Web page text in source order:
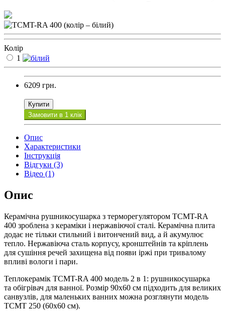
Колір
1
6209 грн.
Купити
Замовити в 1 клік
Опис
Характеристики
Інструкція
Відгуки (3)
Відео (1)
Опис
Керамічна рушникосушарка з терморегулятором TCMT-RA
400 зроблена з кераміки і нержавіючої сталі. Керамічна плита
додає не тільки стильний і витончений вид, а й акумулює
тепло. Нержавіюча сталь корпусу, кронштейнів та кріплень
для сушіння речей захищена від появи іржі при тривалому
впливі вологи і пари.
Теплокерамік TCMT-RA 400 модель 2 в 1: рушникосушарка
та обігрівач для ванної. Розмір 90х60 см підходить для великих
санвузлів, для маленьких ванних можна розглянути модель
ТСМТ 250 (60х60 см).